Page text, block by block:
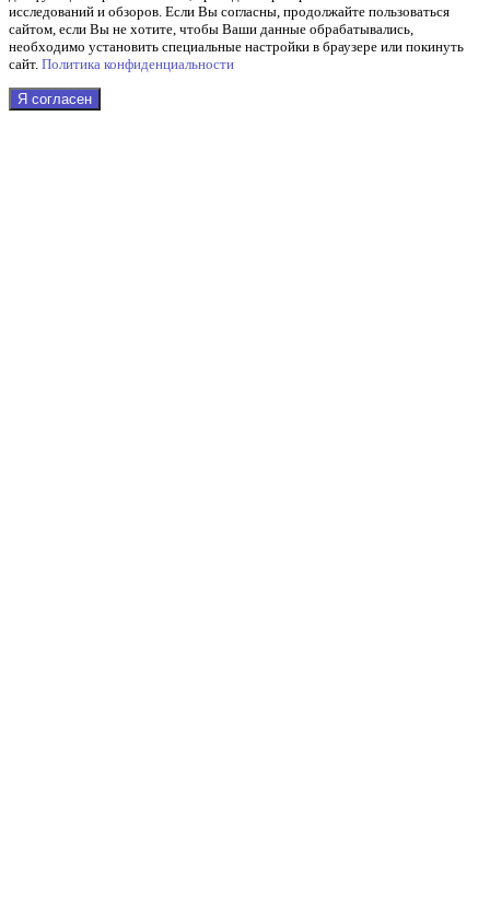
исследований и обзоров. Если Вы согласны, продолжайте пользоваться
сайтом, если Вы не хотите, чтобы Ваши данные обрабатывались,
необходимо установить специальные настройки в браузере или покинуть
сайт. Политика конфиденциальности
Я согласен